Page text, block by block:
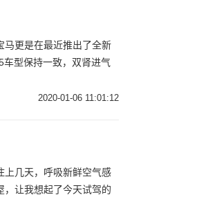
马更是在最近推出了全新
型保持一致，双肾进气
2020-01-06 11:01:12
上几天，呼吸新鲜空气感
，让我想起了今天试驾的